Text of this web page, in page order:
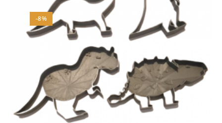
-8%